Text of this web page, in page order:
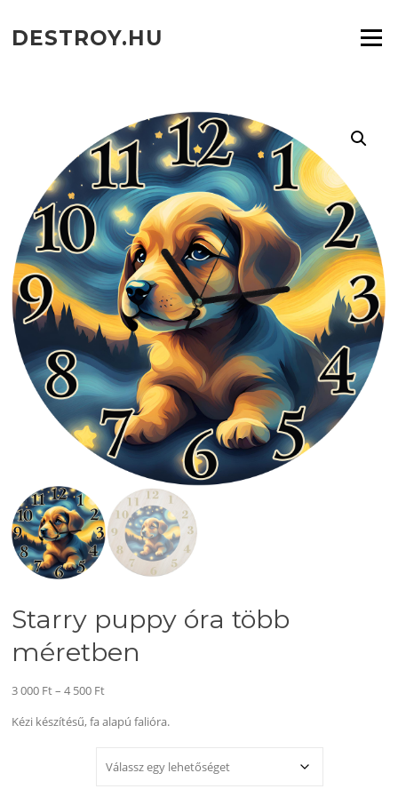
tartalomra
DESTROY.HU Menü
Starry puppy óra több
méretben
3 000 Ft– 4 500 FtÁrtartomány:
000 Ft
4
Kézi készítésű, fa alapú falióra.